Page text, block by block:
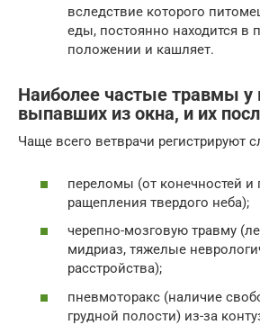
вследствие которого
еды, постоянно находится в
положении и кашляет.
Наиболее частые травмы у
выпавших из окна, и их
Чаще всего ветврачи регистрируют
переломы (от конечностей и
ращепления твердого неба);
черепно-мозговую травму
мидриаз, тяжелые
расстройства);
пневмоторакс (наличие
грудной полости) из-за